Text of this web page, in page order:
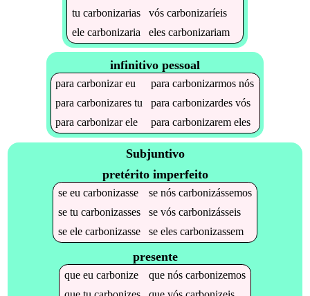
tu carbonizarias vós carbonizaríeis
ele carbonizaria eles carbonizariam
infinitivo pessoal
paracarbonizareu paracarbonizarmos nós
paracarbonizares tu paracarbonizardes vós
paracarbonizarele paracarbonizarem eles
Subjuntivo
pretérito imperfeito
se eu carbonizasse se nós carbonizássemos
se tu carbonizasses se vós carbonizásseis
se ele carbonizasse se eles carbonizassem
presente
que eu carbonize que nós carbonizemos